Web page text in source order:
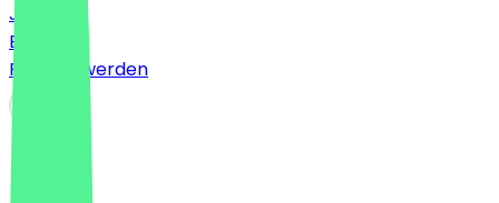
Jobs
Blog
Partner werden